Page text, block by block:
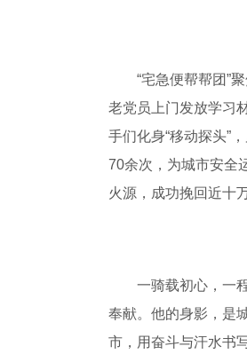
“宅急便帮帮团”聚
老党员上门发放学习
手们化身“移动探头”
70余次，为城市安全
火源，成功挽回近十
一骑载初心，一程
奉献。他的身影，是
市，用奋斗与汗水书